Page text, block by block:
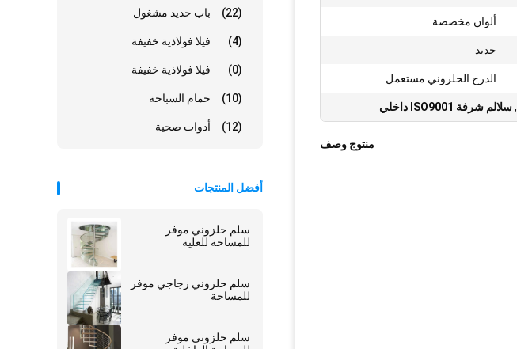
باب حديد مشغول (22)
فيلا فولاذية خفيفة (4)
فيلا فولاذية خفيفة (0)
حمام السباحة (10)
أدوات صحية (12)
أفضل المنتجات
سلم حلزوني موفر
للمساحة للعلية
سلم حلزوني زجاجي موفر
للمساحة
سلم حلزوني موفر
ألوان مخصصة
حديد
الدرج الحلزوني مستعمل
,سلالم شرفة ISO9001 داخلي
منتوج وصف